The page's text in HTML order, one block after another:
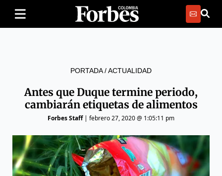
PORTADA/ACTUALIDAD
Antes que Duque termine periodo,
cambiarán etiquetas de alimentos
Forbes Staff| febrero 27, 2020 @ 1:05:11 pm